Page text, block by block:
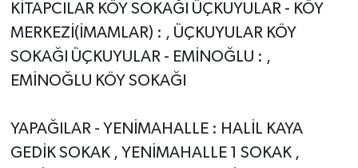
KİTAPCILAR KÖY SOKAĞI ÜÇKUYULAR - KÖY
MERKEZİ(İMAMLAR) : , ÜÇKUYULAR KÖY
SOKAĞI ÜÇKUYULAR - EMİNOĞLU : ,
EMİNOĞLU KÖY SOKAĞI
YAPAĞILAR - YENİMAHALLE : HALİL KAYA
GEDİK SOKAK , YENİMAHALLE 1 SOKAK ,